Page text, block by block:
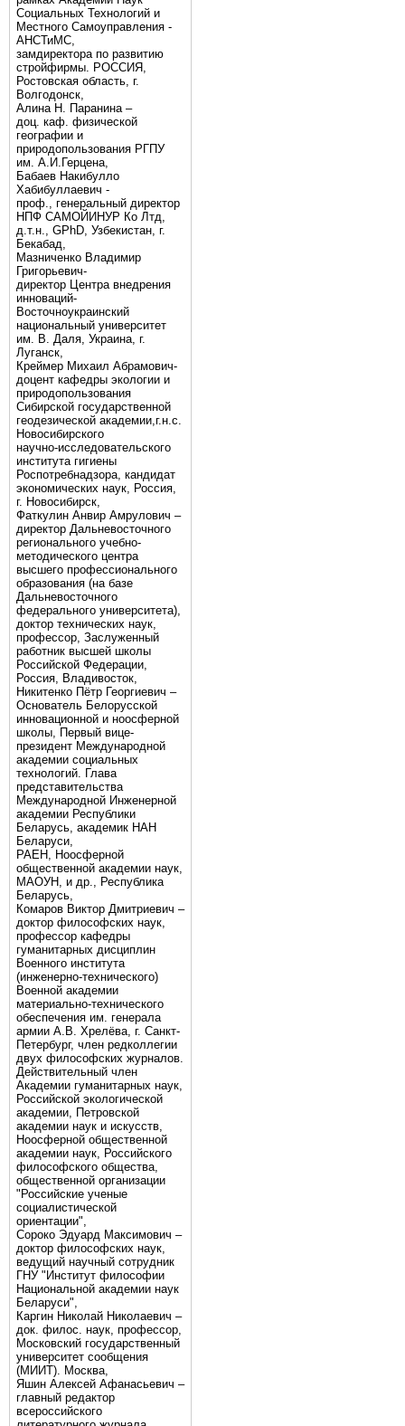
Социальных Технологий и
Местного Самоуправления -
АНСТиМС,
замдиректора по развитию
стройфирмы. РОССИЯ,
Ростовская область, г.
Волгодонск,
Алина Н. Паранина –
доц. каф. физической
географии и
природопользования РГПУ
им. А.И.Герцена,
Бабаев Накибулло
Хабибуллаевич -
проф., генеральный директор
НПФ САМОЙИНУР Ко Лтд,
д.т.н., GPhD, Узбекистан, г.
Бекабад,
Мазниченко Владимир
Григорьевич-
директор Центра внедрения
инноваций-
Восточноукраинский
национальный университет
им. В. Даля, Украина, г.
Луганск,
Креймер Михаил Абрамович-
доцент кафедры экологии и
природопользования
Сибирской государственной
геодезической академии,г.н.с.
Новосибирского
научно-исследовательского
института гигиены
Роспотребнадзора, кандидат
экономических наук, Россия,
г. Новосибирск,
Фаткулин Анвир Амрулович –
директор Дальневосточного
регионального учебно-
методического центра
высшего профессионального
образования (на базе
Дальневосточного
федерального университета),
доктор технических наук,
профессор, Заслуженный
работник высшей школы
Российской Федерации,
Россия, Владивосток,
Никитенко Пётр Георгиевич –
Основатель Белорусской
инновационной и ноосферной
школы, Первый вице-
президент Международной
академии социальных
технологий. Глава
представительства
Международной Инженерной
академии Республики
Беларусь, академик НАН
Беларуси,
РАЕН, Ноосферной
общественной академии наук,
МАОУН, и др., Республика
Беларусь,
Комаров Виктор Дмитриевич –
доктор философских наук,
профессор кафедры
гуманитарных дисциплин
Военного института
(инженерно-технического)
Военной академии
материально-технического
обеспечения им. генерала
армии А.В. Хрелёва, г. Санкт-
Петербург, член редколлегии
двух философских журналов.
Действительный член
Академии гуманитарных наук,
Российской экологической
академии, Петровской
академии наук и искусств,
Ноосферной общественной
академии наук, Российского
философского общества,
общественной организации
"Российские ученые
социалистической
ориентации",
Сороко Эдуард Максимович –
доктор философских наук,
ведущий научный сотрудник
ГНУ "Институт философии
Национальной академии наук
Беларуси",
Каргин Николай Николаевич –
док. филос. наук, профессор,
Московский государственный
университет сообщения
(МИИТ). Москва,
Яшин Алексей Афанасьевич –
главный редактор
всероссийского